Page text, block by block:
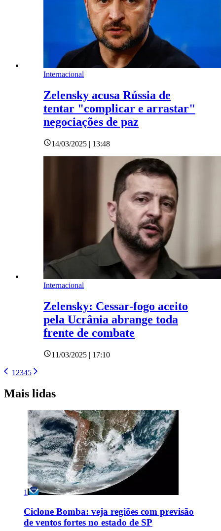
Internacional
Zelensky acusa Rússia de
tentar "complicar e arrastar"
negociações de paz
14/03/2025 | 13:48
Internacional
Zelensky: Cessar-fogo aceito
pela Ucrânia abrange toda
frente de combate
11/03/2025 | 17:10
1 2345
Mais lidas
1
Ciclone Bomba: veja regiões com previsão
de ventos fortes no estado de SP